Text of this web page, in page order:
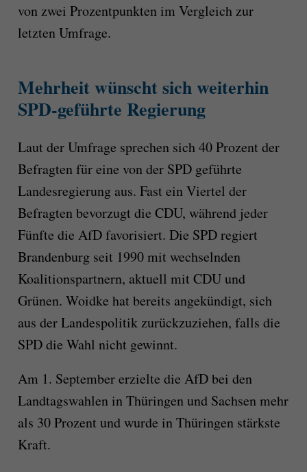
von zwei Prozentpunkten im Vergleich zur
letzten Umfrage.
Mehrheit wünscht sich weiterhin
SPD-geführte Regierung
Laut der Umfrage sprechen sich 40 Prozent der
Befragten für eine von der SPD geführte
Landesregierung aus. Fast ein Viertel der
Befragten bevorzugt die CDU, während jeder
Fünfte die AfD favorisiert. Die SPD regiert
Brandenburg seit 1990 mit wechselnden
Koalitionspartnern, aktuell mit CDU und
Grünen. Woidke hat bereits angekündigt, sich
aus der Landespolitik zurückzuziehen, falls die
SPD die Wahl nicht gewinnt.
Am 1. September erzielte die AfD bei den
Landtagswahlen in Thüringen und Sachsen mehr
als 30 Prozent und wurde in Thüringen stärkste
Kraft.